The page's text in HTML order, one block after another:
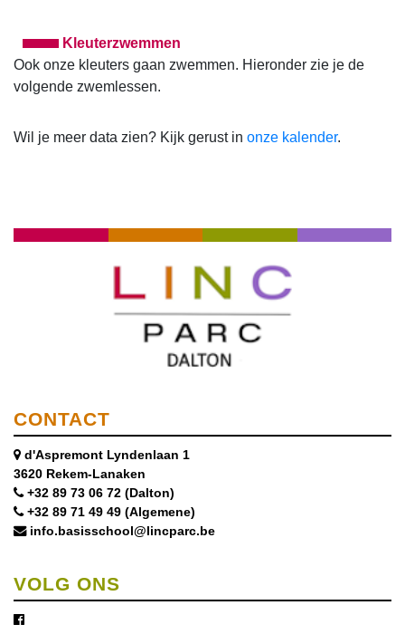
Kleuterzwemmen
Ook onze kleuters gaan zwemmen. Hieronder zie je de
volgende zwemlessen.
Wil je meer data zien? Kijk gerust in onze kalender.
CONTACT
d'Aspremont Lyndenlaan 1
3620 Rekem-Lanaken
+32 89 73 06 72 (Dalton)
+32 89 71 49 49 (Algemene)
info.basisschool@lincparc.be
VOLG ONS